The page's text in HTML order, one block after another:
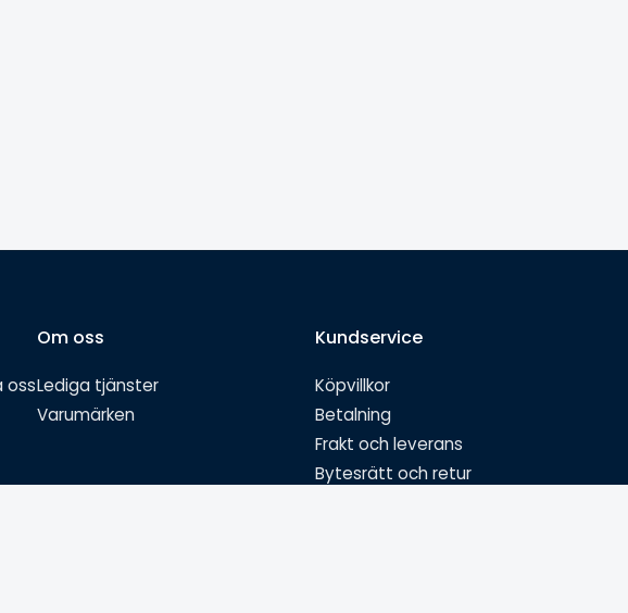
oss
Om oss
Lediga tjänster
Varumärken
Kundservice
Köpvillkor
Betalning
Frakt och leverans
Bytesrätt och retur